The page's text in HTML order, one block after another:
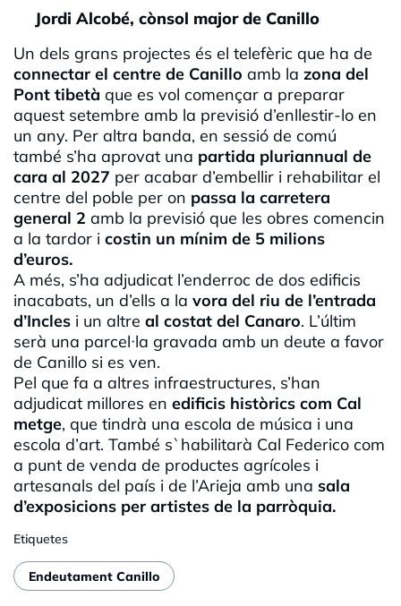
Jordi Alcobé, cònsol major de Canillo
Un dels grans projectes és el telefèric que ha de
connectar el centre de Canillo amb la zona del
Pont tibetà que es vol començar a preparar
aquest setembre amb la previsió d’enllestir-lo en
un any. Per altra banda, en sessió de comú
també s’ha aprovat una partida pluriannual de
cara al 2027 per acabar d’embellir i rehabilitar el
centre del poble per on passa la carretera
general 2 amb la previsió que les obres comencin
a la tardor i costin un mínim de 5 milions
d’euros.
A més, s’ha adjudicat l’enderroc de dos edificis
inacabats, un d’ells a la vora del riu de l’entrada
d’Incles i un altre al costat del Canaro. L’últim
serà una parcel·la gravada amb un deute a favor
de Canillo si es ven.
Pel que fa a altres infraestructures, s’han
adjudicat millores en edificis històrics com Cal
metge, que tindrà una escola de música i una
escola d’art. També s`habilitarà Cal Federico com
a punt de venda de productes agrícoles i
artesanals del país i de l’Arieja amb una sala
d’exposicions per artistes de la parròquia.
Etiquetes
Endeutament Canillo